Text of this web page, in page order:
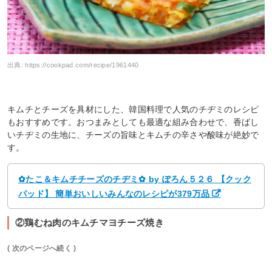
出典:https://cookpad.com/recipe/1961440
キムチとチーズを具材にした、韓国料理で人気のチヂミのレシピ
もおすすめです。おつまみとしても最適な組み合わせで、香ばし
いチヂミの生地に、チーズの旨味とキムチの辛さや酸味が絶妙で
す。
✿たこ＆キムチチーズのチヂミ✿ by ぽろん５２６ 【クック
パッド】 簡単おいしいみんなのレシピが379万品
②鶏むね肉のキムチマヨチーズ焼き
( 次のページへ続く )